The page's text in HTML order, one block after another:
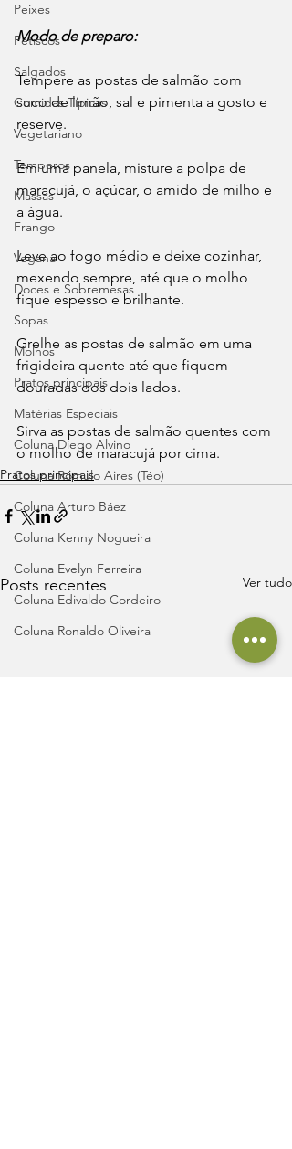
Peixes
Petiscos
Salgados
Comidas Típicas
Vegetariano
Temperos
Massas
Frango
Vegana
Doces e Sobremesas
Sopas
Molhos
Pratos principais
Matérias Especiais
Coluna Diego Alvino
Coluna Rômulo Aires (Téo)
Coluna Arturo Báez
Coluna Kenny Nogueira
Coluna Evelyn Ferreira
Coluna Edivaldo Cordeiro
Coluna Ronaldo Oliveira
Modo de preparo:
Tempere as postas de salmão com
suco de limão, sal e pimenta a gosto e
reserve.
Em uma panela, misture a polpa de
maracujá, o açúcar, o amido de milho e
a água.
Leve ao fogo médio e deixe cozinhar,
mexendo sempre, até que o molho
fique espesso e brilhante.
Grelhe as postas de salmão em uma
frigideira quente até que fiquem
douradas dos dois lados.
Sirva as postas de salmão quentes com
o molho de maracujá por cima.
Pratos principais
Posts recentes Ver tudo